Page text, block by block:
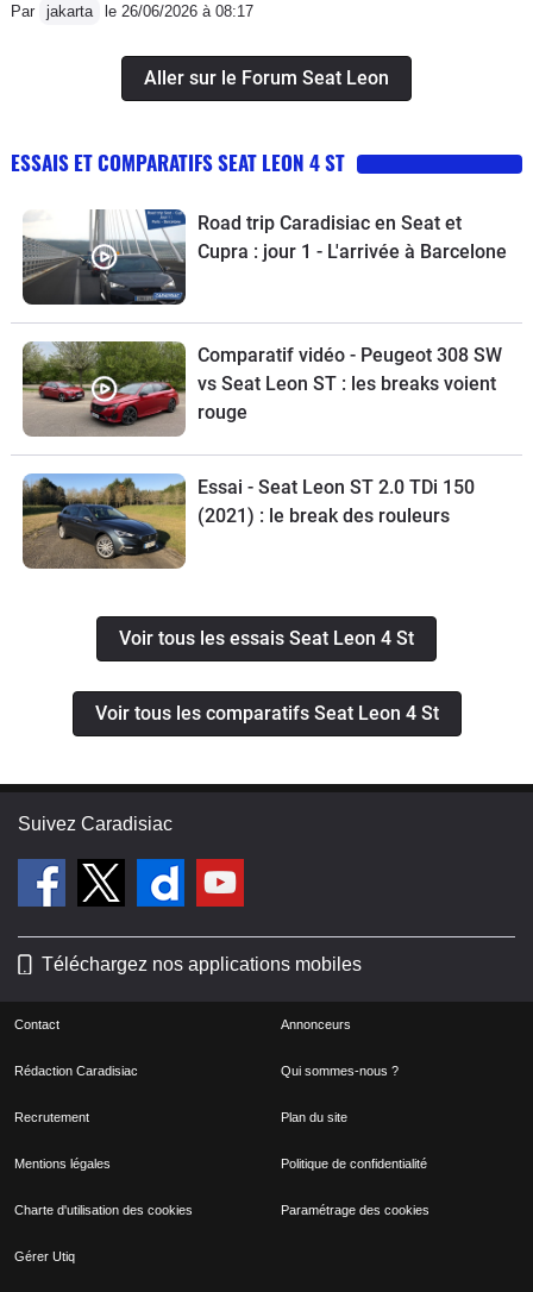
Par jakarta le 26/06/2026 à 08:17
Aller sur le Forum Seat Leon
ESSAIS ET COMPARATIFS SEAT LEON 4 ST
Road trip Caradisiac en Seat et
Cupra : jour 1 - L'arrivée à Barcelone
Comparatif vidéo - Peugeot 308 SW
vs Seat Leon ST : les breaks voient
rouge
Essai - Seat Leon ST 2.0 TDi 150
(2021) : le break des rouleurs
Voir tous les essais Seat Leon 4 St
Voir tous les comparatifs Seat Leon 4 St
Suivez Caradisiac
Téléchargez nos applications mobiles
Contact Annonceurs
Rédaction Caradisiac Qui sommes-nous ?
Recrutement Plan du site
Mentions légales Politique de confidentialité
Charte d'utilisation des cookies Paramétrage des cookies
Gérer Utiq